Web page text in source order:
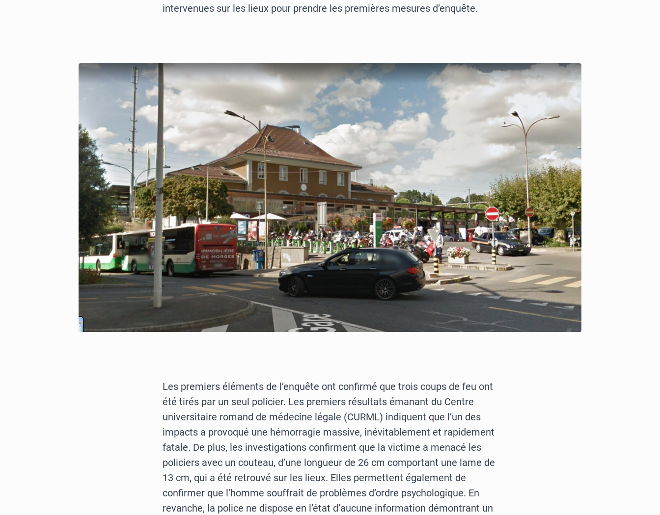
intervenues sur les lieux pour prendre les premières mesures d’enquête.
Les premiers éléments de l’enquête ont confirmé que trois coups de feu ont
été tirés par un seul policier. Les premiers résultats émanant du Centre
universitaire romand de médecine légale (CURML) indiquent que l’un des
impacts a provoqué une hémorragie massive, inévitablement et rapidement
fatale. De plus, les investigations confirment que la victime a menacé les
policiers avec un couteau, d’une longueur de 26 cm comportant une lame de
13 cm, qui a été retrouvé sur les lieux. Elles permettent également de
confirmer que l’homme souffrait de problèmes d’ordre psychologique. En
revanche, la police ne dispose en l’état d’aucune information démontrant un